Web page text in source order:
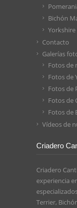
Bichón
Yorkshire
Contacto
Galerías
Fotos de
Fotos de
Fotos de
Fotos de
Fotos de
Vídeos de
Criadero
Criadero
experiencia
Terrier,